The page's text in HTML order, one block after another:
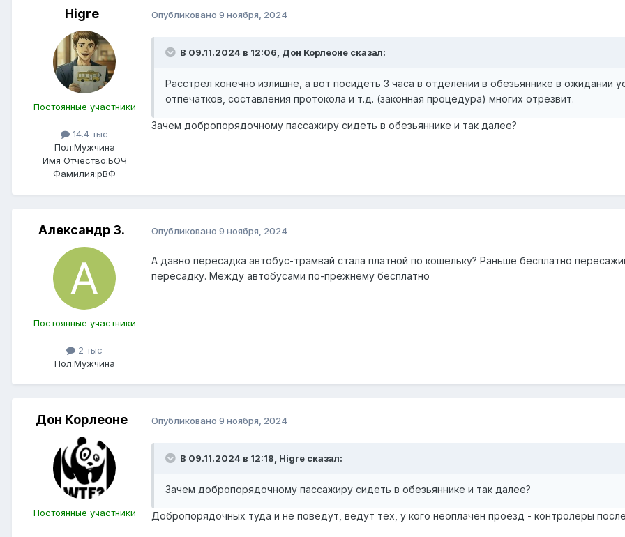
Higre
Постоянные участники
14.4 тыс
Пол:Мужчина
Имя Отчество:БОЧ
Фамилия:рВФ
Опубликовано 9 ноября, 2024
В 09.11.2024 в 12:06, Дон Корлеоне сказал:
Расстрел конечно излишне, а вот посидеть 3 часа в отделении в обезьяннике в ожидании
отпечатков, составления протокола и т.д. (законная процедура) многих отрезвит.
Зачем добропорядочному пассажиру сидеть в обезьяннике и так далее?
Александр З.
Постоянные участники
2 тыс
Пол:Мужчина
Опубликовано 9 ноября, 2024
А давно пересадка автобус-трамвай стала платной по кошельку? Раньше бесплатно
пересадку. Между автобусами по-прежнему бесплатно
Дон Корлеоне
Постоянные участники
Опубликовано 9 ноября, 2024
В 09.11.2024 в 12:18, Higre сказал:
Зачем добропорядочному пассажиру сидеть в обезьяннике и так далее?
Добропорядочных туда и не поведут, ведут тех, у кого неоплачен проезд - контролеры